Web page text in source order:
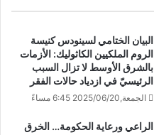
البيان الختامي لسينودس كنيسة
الروم الملكيين الكاثوليك: الأزمات
بالشرق الأوسط لا تزال السبب
الرئيسيّ في ازدياد حالات الفقر
الجمعة,2025/06/20 6:45 مساءً
الراعي ورعاية الحكومة… الخرق